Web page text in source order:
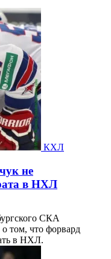
КХЛ
не
в НХЛ
СКА
том, что форвард
в НХЛ.